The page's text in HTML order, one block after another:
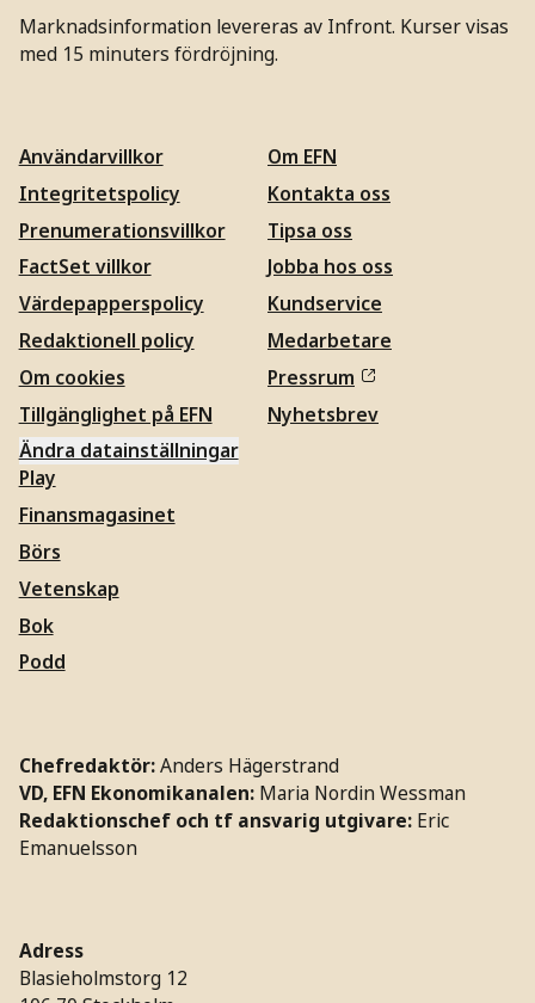
Marknadsinformation levereras av Infront. Kurser visas
med 15 minuters fördröjning.
Användarvillkor
Integritetspolicy
Prenumerationsvillkor
FactSet villkor
Värdepapperspolicy
Redaktionell policy
Om cookies
Tillgänglighet på EFN
Ändra datainställningar
Om EFN
Kontakta oss
Tipsa oss
Jobba hos oss
Kundservice
Medarbetare
Pressrum
Nyhetsbrev
Play
Finansmagasinet
Börs
Vetenskap
Bok
Podd
Chefredaktör:Anders Hägerstrand
VD, EFN Ekonomikanalen: Maria Nordin Wessman
Redaktionschef och tf ansvarig utgivare: Eric
Emanuelsson
Adress
Blasieholmstorg 12